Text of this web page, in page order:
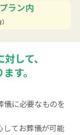
ラン内
して、
す。
儀に必要なものを
してお葬儀が可能